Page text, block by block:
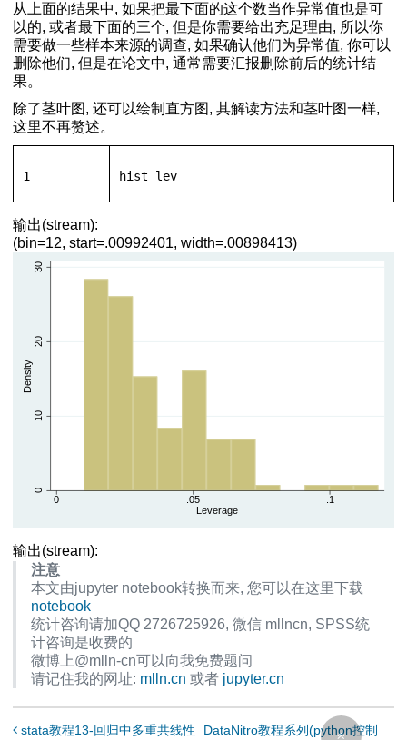
从上面的结果中, 如果把最下面的这个数当作异常值也是可
以的, 或者最下面的三个, 但是你需要给出充足理由, 所以你
需要做一些样本来源的调查, 如果确认他们为异常值, 你可以
删除他们, 但是在论文中, 通常需要汇报删除前后的统计结
果。
除了茎叶图, 还可以绘制直方图, 其解读方法和茎叶图一样,
这里不再赘述。
1 hist lev
输出(stream):
(bin=12, start=.00992401, width=.00898413)
输出(stream):
注意
本文由jupyter notebook转换而来, 您可以在这里下载
notebook
统计咨询请加QQ 2726725926, 微信 mllncn, SPSS统
计咨询是收费的
微博上@mlln-cn可以向我免费题问
请记住我的网址: mlln.cn 或者 jupyter.cn
DataNitro教程系列(python控制